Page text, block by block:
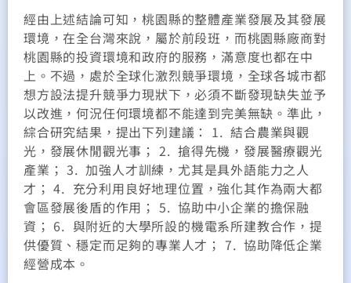
經由上述結論可知，桃園縣的整體產業發展及其發展
環境，在全台灣來說，屬於前段班，而桃園縣廠商對
桃園縣的投資環境和政府的服務，滿意度也都在中
上。不過，處於全球化激烈競爭環境，全球各城市都
想方設法提升競爭力現狀下，必須不斷發現缺失並予
以改進，何況任何環境都不能達到完美無缺。準此，
綜合研究結果，提出下列建議： 1. 結合農業與觀
光，發展休閒觀光事； 2. 搶得先機，發展醫療觀光
產業； 3. 加強人才訓練，尤其是具外語能力之人
才； 4. 充分利用良好地理位置，強化其作為兩大都
會區發展後盾的作用； 5. 協助中小企業的擔保融
資； 6. 與附近的大學所設的機電系所建教合作，提
供優質、穩定而足夠的專業人才； 7. 協助降低企業
經營成本。